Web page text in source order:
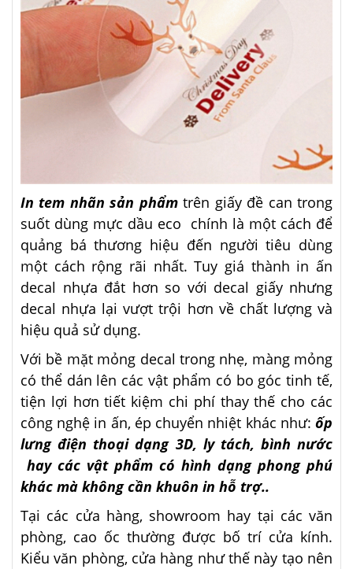
In tem nhãn sản phẩmtrên giấy đề can trong
suốt dùng mực dầu eco chính là một cách để
quảng bá thương hiệu đến người tiêu dùng
một cách rộng rãi nhất. Tuy giá thành in ấn
decal nhựa đắt hơn so với decal giấy nhưng
decal nhựa lại vượt trội hơn về chất lượng và
hiệu quả sử dụng.
Với bề mặt mỏng decal trong nhẹ, màng mỏng
có thể dán lên các vật phẩm có bo góc tinh tế,
tiện lợi hơn tiết kiệm chi phí thay thế cho các
công nghệ in ấn, ép chuyển nhiệt khác như: ốp
lưng điện thoại dạng 3D, ly tách, bình nước
hay các vật phẩm có hình dạng phong phú
khác mà không cần khuôn in hỗ trợ..
Tại các cửa hàng, showroom hay tại các văn
phòng, cao ốc thường được bố trí cửa kính.
Kiểu văn phòng, cửa hàng như thế này tạo nên